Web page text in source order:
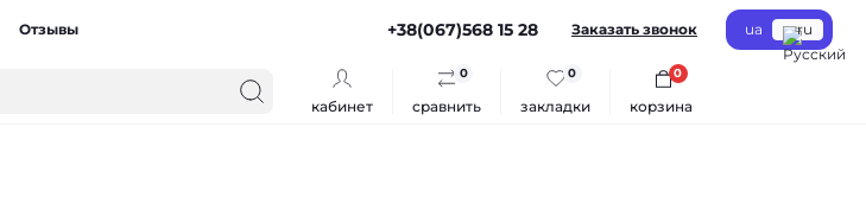
Отзывы +38(067)568 15 28 Заказать звонок ua ru
кабинет сравнить
0
закладки
0
корзина
0